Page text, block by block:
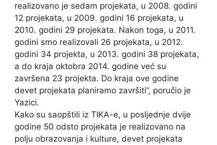
realizovano je sedam projekata, u 2008. godini
12 projekata, u 2009. godini 16 projekata, u
2010. godini 29 projekata. Nakon toga, u 2011.
godini smo realizovali 26 projekata, u 2012.
godini 34 projekta, u 2013. godini 38 projekata,
a do kraja oktobra 2014. godine već su
završena 23 projekta. Do kraja ove godine
devet projekata planiramo završiti”, poručio je
Yazici.
Kako su saopštili iz TIKA-e, u posljednje dvije
godine 50 odsto projekata je realizovano na
polju obrazovanja i kulture, devet projekata